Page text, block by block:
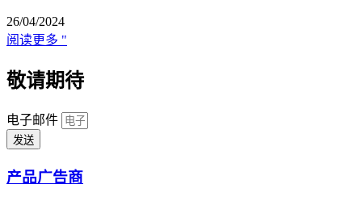
26/04/2024
阅读更多 "
敬请期待
电子邮件
发送
产品广告商